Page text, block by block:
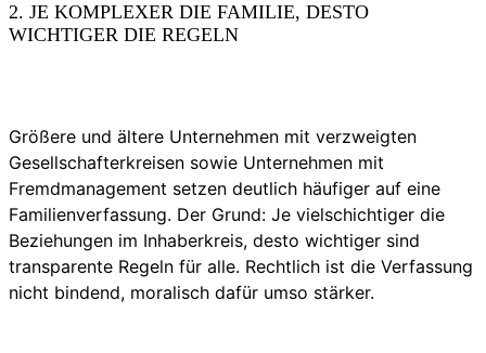
2. JE KOMPLEXER DIE FAMILIE, DESTO
WICHTIGER DIE REGELN
Größere und ältere Unternehmen mit verzweigten
Gesellschafterkreisen sowie Unternehmen mit
Fremdmanagement setzen deutlich häufiger auf eine
Familienverfassung. Der Grund: Je vielschichtiger die
Beziehungen im Inhaberkreis, desto wichtiger sind
transparente Regeln für alle. Rechtlich ist die Verfassung
nicht bindend, moralisch dafür umso stärker.